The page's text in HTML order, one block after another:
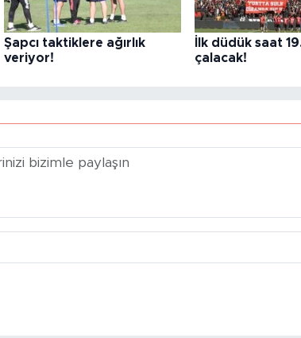
Şapcı taktiklere ağırlık
veriyor!
İlk düdük saat
çalacak!